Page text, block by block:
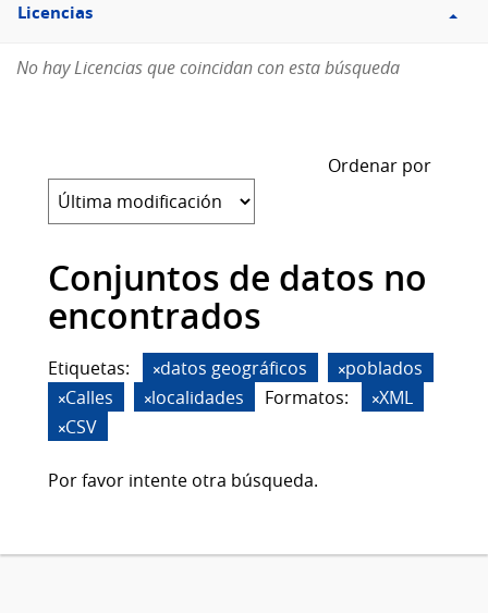
Licencias
Licencias
No hay Licencias que coincidan con esta búsqueda
Ordenar por
Conjuntos de datos no
encontrados
Etiquetas: datos geográficos
poblados
Calles
localidades Formatos:
XML
CSV
Por favor intente otra búsqueda.